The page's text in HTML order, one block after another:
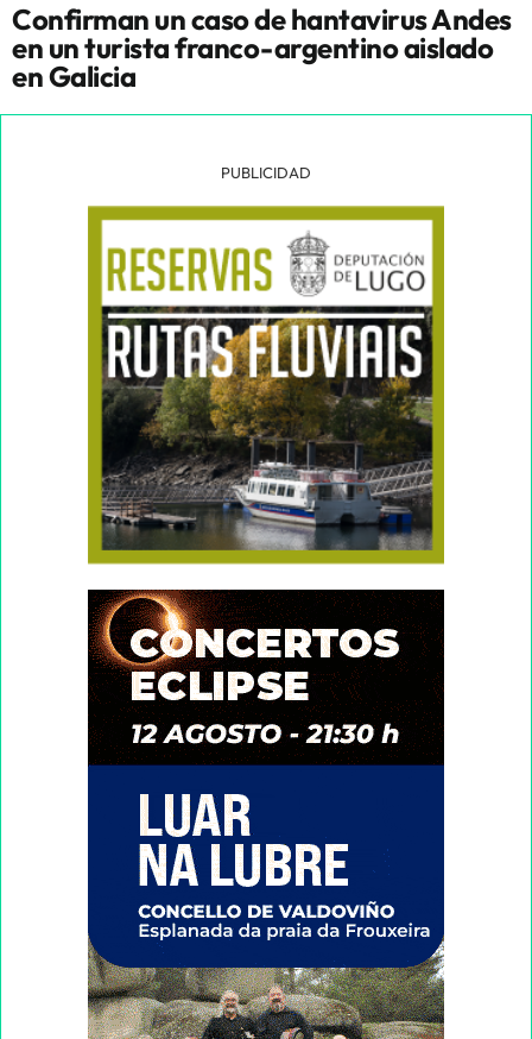
Confirman un caso de hantavirus Andes
en un turista franco-argentino aislado
en Galicia
PUBLICIDAD